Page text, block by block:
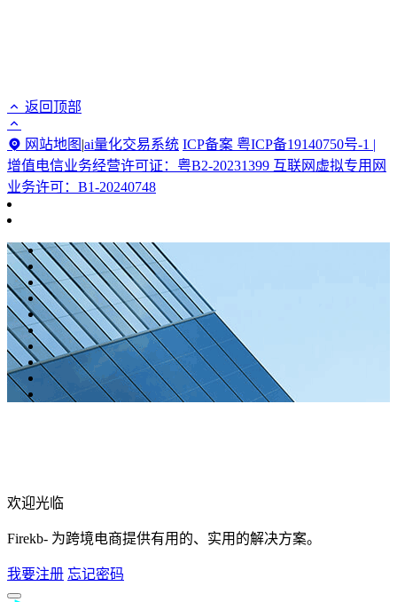
返回顶部
网站地图 |ai量化交易系统 ICP备案 粤ICP备19140750号-1 |
增值电信业务经营许可证：粤B2-20231399 互联网虚拟专用网
业务许可：B1-20240748
欢迎光临
Firekb- 为跨境电商提供有用的、实用的解决方案。
我要注册 忘记密码